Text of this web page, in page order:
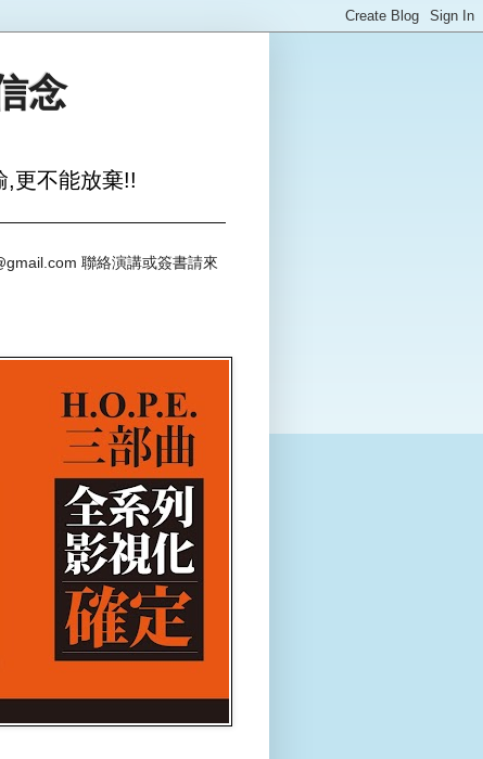
念
,更不能放棄!!
聯絡演講或簽書請來